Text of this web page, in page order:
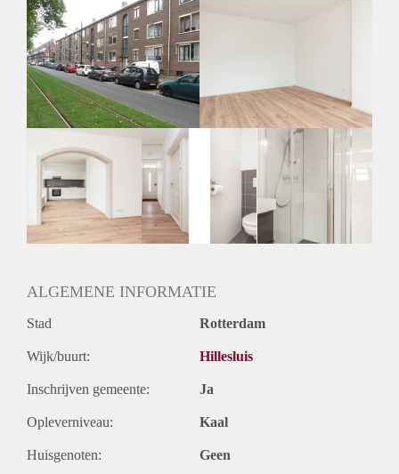
Huisdieren toegestaan: Afhankelijk van de Eigenaar
Huurtoeslag grens: Ja
Geschikt voor studenten: Afhankelijk van de Eigenaar
ALGEMENE INFORMATIE
Stad Rotterdam
Wijk/buurt: Hillesluis
Inschrijven gemeente: Ja
Opleverniveau: Kaal
Huisgenoten: Geen